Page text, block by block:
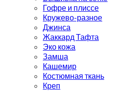
Гофре и плиссе
Кружево-разное
Джинса
Жаккард Тафта
Эко кожа
Замша
Кашемир
Костюмная ткань
Креп